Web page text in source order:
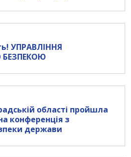
УПРАВЛІННЯ
області пройшла
конференція з
держави